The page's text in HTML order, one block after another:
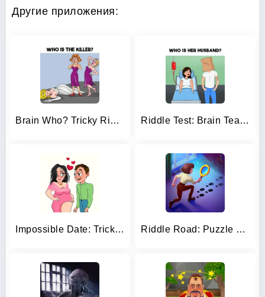
Другие приложения:
Brain Who? Tricky Riddle Tests Riddle Test: Brain Teaser Game
Impossible Date: Tricky Riddle Riddle Road: Puzzle Solitaire